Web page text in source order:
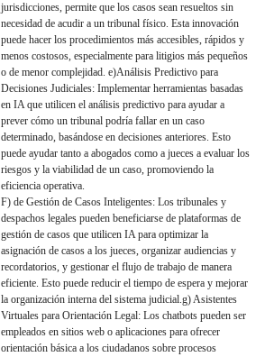
jurisdicciones, permite que los casos sean resueltos sin
necesidad de acudir a un tribunal físico. Esta innovación
puede hacer los procedimientos más accesibles, rápidos y
menos costosos, especialmente para litigios más pequeños
o de menor complejidad. e)Análisis Predictivo para
Decisiones Judiciales: Implementar herramientas basadas
en IA que utilicen el análisis predictivo para ayudar a
prever cómo un tribunal podría fallar en un caso
determinado, basándose en decisiones anteriores. Esto
puede ayudar tanto a abogados como a jueces a evaluar los
riesgos y la viabilidad de un caso, promoviendo la
eficiencia operativa.
F) de Gestión de Casos Inteligentes: Los tribunales y
despachos legales pueden beneficiarse de plataformas de
gestión de casos que utilicen IA para optimizar la
asignación de casos a los jueces, organizar audiencias y
recordatorios, y gestionar el flujo de trabajo de manera
eficiente. Esto puede reducir el tiempo de espera y mejorar
la organización interna del sistema judicial.g) Asistentes
Virtuales para Orientación Legal: Los chatbots pueden ser
empleados en sitios web o aplicaciones para ofrecer
orientación básica a los ciudadanos sobre procesos